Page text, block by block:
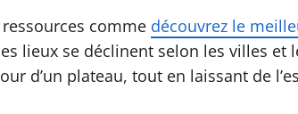
comme découvrez le
lieux se déclinent selon les villes et
d’un plateau, tout en laissant de